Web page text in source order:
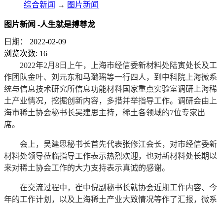
综合新闻 → 图片新闻
图片新闻 -人生就是搏尊龙
日期：
2022-02-09
浏览次数: 16
2022年2月8日上午，上海市经信委新材料处陆寅处长及工
作团队金叶、刘元东和马璐瑶等一行四人，到中科院上海微系
统与信息技术研究所信息功能材料国家重点实验室调研上海稀
土产业情况，挖掘创新内容，多措并举指导工作。调研会由上
海市稀土协会秘书长吴建思主持，稀土各领域的7位专家出
席。
会上，吴建思秘书长首先代表张修江会长，对市经信委新
材料处领导莅临指导工作表示热烈欢迎，也对新材料处长期以
来对稀土协会工作的大力支持表示真诚的感谢。
在交流过程中，崔中倪副秘书长就协会近期工作内容、今
年的工作计划，以及上海稀土产业大致情况等作了汇报，微系